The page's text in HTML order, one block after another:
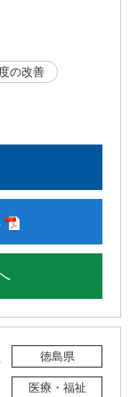
の改善
徳島県
医療・福祉